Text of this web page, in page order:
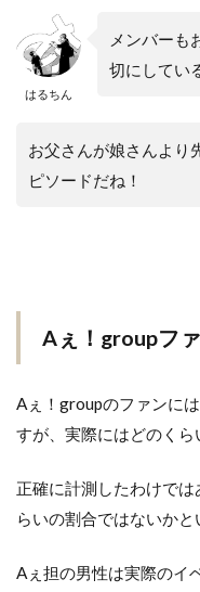
はるちん
メンバーも
切にしてい
お父さんが娘さんより
ピソードだね！
Aぇ！groupフ
Aぇ！groupのファンに
すが、実際にはどのくら
正確に計測したわけで
らいの割合ではないかと
Aぇ担の男性は実際のイ